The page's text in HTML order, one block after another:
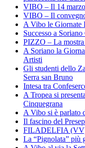
VIBO – Il 14
VIBO – Il
A Vibo le Giornate
Successo a
PIZZO – La
A Soriano la
Artisti
Gli studenti dello
Serra san Bruno
Intesa tra
A Tropea si
Cinquegrana
A Vibo si è parlato
Il fascino del
FILADELFIA (VV)
La “Pignolata” più